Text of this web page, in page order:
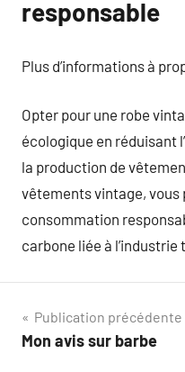
responsable
Plus d’informations à
Opter pour une robe
écologique en réduisant
la production de
vêtements vintage, vous
consommation
carbone liée à l’industrie
Navigation
de
Publication précédente
Mon avis sur barbe